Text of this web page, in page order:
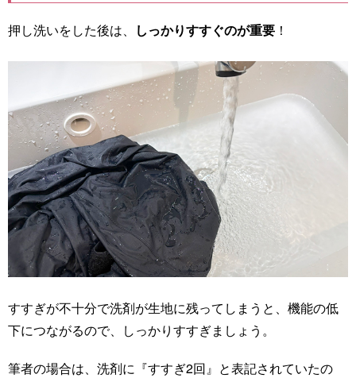
押し洗いをした後は、 しっかりすすぐのが重要 ！
すすぎが不十分で洗剤が生地に残ってしまうと、機能の低
下につながるので、しっかりすすぎましょう。
筆者の場合は、洗剤に『すすぎ2回』と表記されていたの